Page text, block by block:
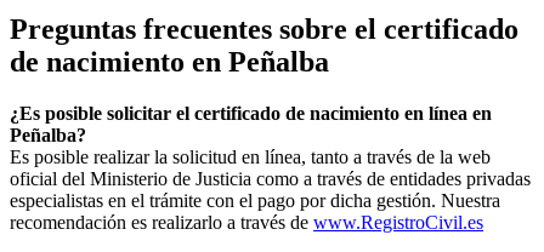
Preguntas frecuentes sobre el certificado
de nacimiento en Peñalba
¿Es posible solicitar el certificado de nacimiento en línea en
Peñalba?
Es posible realizar la solicitud en línea, tanto a través de la web
oficial del Ministerio de Justicia como a través de entidades privadas
especialistas en el trámite con el pago por dicha gestión. Nuestra
recomendación es realizarlo a través de www.RegistroCivil.es